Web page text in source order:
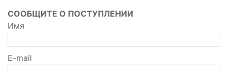
СООБЩИТЕ О ПОСТУПЛЕНИИ
Имя
E-mail